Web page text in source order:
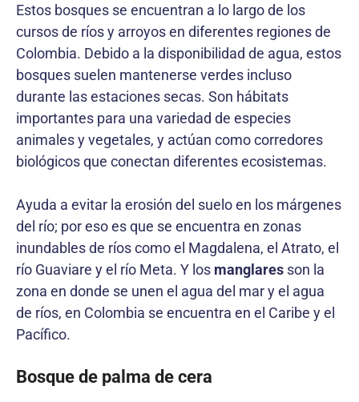
Estos bosques se encuentran a lo largo de los
cursos de ríos y arroyos en diferentes regiones de
Colombia. Debido a la disponibilidad de agua, estos
bosques suelen mantenerse verdes incluso
durante las estaciones secas. Son hábitats
importantes para una variedad de especies
animales y vegetales, y actúan como corredores
biológicos que conectan diferentes ecosistemas.
Ayuda a evitar la erosión del suelo en los márgenes
del río; por eso es que se encuentra en zonas
inundables de ríos como el Magdalena, el Atrato, el
río Guaviare y el río Meta. Y los manglares son la
zona en donde se unen el agua del mar y el agua
de ríos, en Colombia se encuentra en el Caribe y el
Pacífico.
Bosque de palma de cera